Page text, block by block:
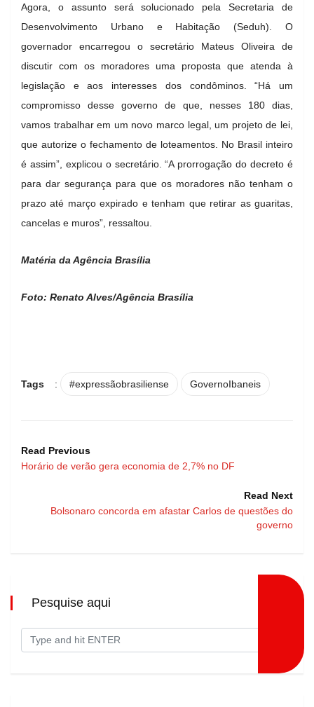
Agora, o assunto será solucionado pela Secretaria de
Desenvolvimento Urbano e Habitação (Seduh). O
governador encarregou o secretário Mateus Oliveira de
discutir com os moradores uma proposta que atenda à
legislação e aos interesses dos condôminos. “Há um
compromisso desse governo de que, nesses 180 dias,
vamos trabalhar em um novo marco legal, um projeto de lei,
que autorize o fechamento de loteamentos. No Brasil inteiro
é assim”, explicou o secretário. “A prorrogação do decreto é
para dar segurança para que os moradores não tenham o
prazo até março expirado e tenham que retirar as guaritas,
cancelas e muros”, ressaltou.
Matéria da Agência Brasília
Foto: Renato Alves/Agência Brasília
Tags : #expressãobrasiliense GovernoIbaneis
Read Previous
Horário de verão gera economia de 2,7% no DF
Read Next
Bolsonaro concorda em afastar Carlos de questões do
governo
Pesquise aqui